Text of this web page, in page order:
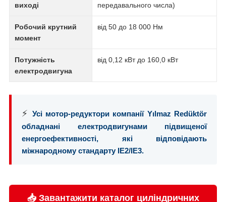
виході
передавального числа)
Робочий крутний
момент
від 50 до 18 000 Нм
Потужність
електродвигуна
від 0,12 кВт до 160,0 кВт
⚡ Усі мотор-редуктори компанії Yılmaz Redüktör
обладнані електродвигунами підвищеної
енергоефективності, які відповідають
міжнародному стандарту IE2/IE3.
📥 Завантажити каталог циліндричних